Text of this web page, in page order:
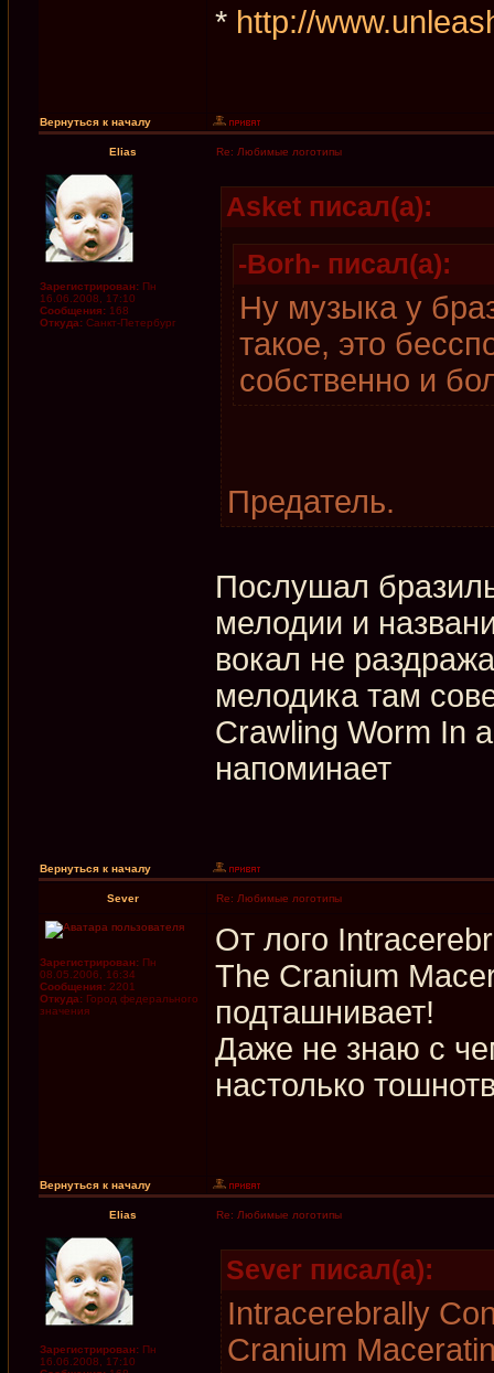
* http://
Вернуться к началу
Elias Re: Любимые логотипы
Зарегистрирован: Пн
16.06.2008, 17:10
Сообщения: 168
Откуда: Санкт-Петербург
Asket писал(а):
-Borh- писал(а):
Ну музыка у
такое, это
собственно и
Предатель.
Послушал
мелодии и
вокал не
мелодика там
Crawling Worm In
напоминает
Вернуться к началу
Sever Re: Любимые логотипы
Зарегистрирован: Пн
08.05.2006, 16:34
Сообщения: 2201
Откуда: Город федерального
значения
От лого
The Cranium
подташнивает!
Даже не знаю с
настолько
Вернуться к началу
Elias Re: Любимые логотипы
Зарегистрирован: Пн
16.06.2008, 17:10
Sever писал(а):
Intracerebrally
Cranium